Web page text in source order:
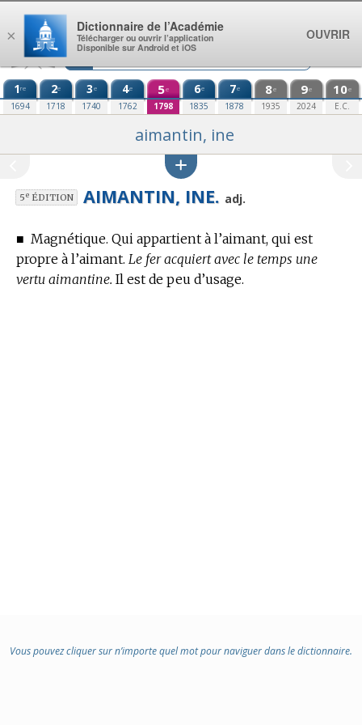
Aller au contenu
1re
1694
2e
1718
3e
1740
4e
1762
5e
1798
6e
1835
7e
1878
8e
1935
9e
2024
10e
E.C.
aimantin, ine
5eÉDITION AIMANTIN, INE. adj.
■ Magnétique. Qui appartient à l’aimant, qui est
propre à l’aimant. Le fer acquiert avec le temps une
vertu aimantine. Il est de peu d’usage.
Vous pouvez cliquer sur n’importe quel mot pour naviguer dans le dictionnaire.
×
Dictionnaire de l’Académie
Télécharger ou ouvrir l’application
Disponible sur Android et iOS
OUVRIR